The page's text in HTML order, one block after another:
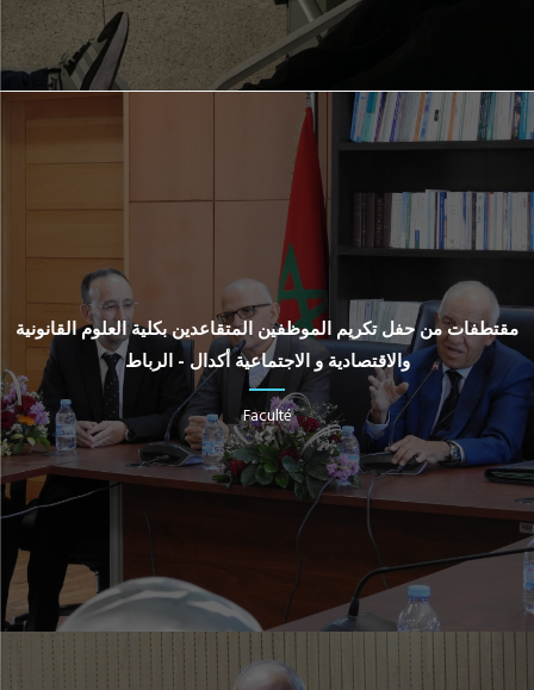
مقتطفات من حفل تكريم الموظفين المتقاعدين بكلية العلوم القانونية
والاقتصادية و الاجتماعية أكدال - الرباط
Faculté